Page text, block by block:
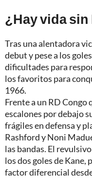
¿Hay vida
Tras una alentadora
debut y pese a los
dificultades para
los favoritos para
1966.
Frente a un RD Congo
escalones por debajo
frágiles en defensa y
Rashford y Noni
las bandas. El
los dos goles de Kane,
factor diferencial